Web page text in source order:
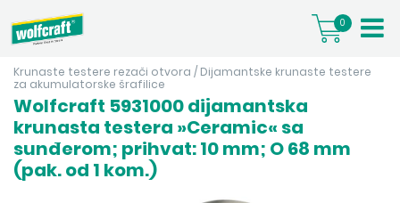
0
Krunaste testere rezači otvora / Dijamantske krunaste testere
za akumulatorske šrafilice
Wolfcraft 5931000 dijamantska
krunasta testera »Ceramic« sa
sunđerom; prihvat: 10 mm; O 68 mm
(pak. od 1 kom.)